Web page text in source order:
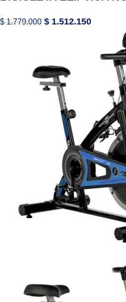
$1.779.000 $ 1.512.150